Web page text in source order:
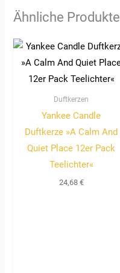
Ähnliche Produkte
Duftkerzen
Yankee Candle
Duftkerze »A Calm And
Quiet Place 12er Pack
Teelichter«
24,68 €